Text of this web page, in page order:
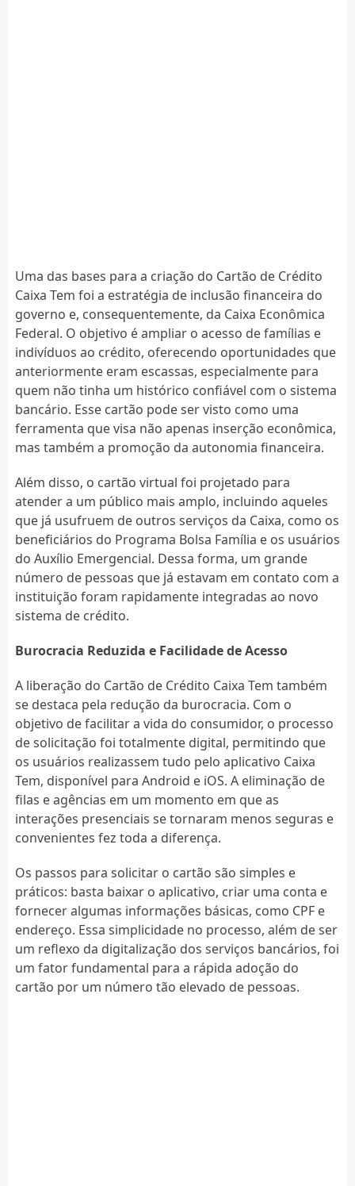
Uma das bases para a criação do Cartão de Crédito
Caixa Tem foi a estratégia de inclusão financeira do
governo e, consequentemente, da Caixa Econômica
Federal. O objetivo é ampliar o acesso de famílias e
indivíduos ao crédito, oferecendo oportunidades que
anteriormente eram escassas, especialmente para
quem não tinha um histórico confiável com o sistema
bancário. Esse cartão pode ser visto como uma
ferramenta que visa não apenas inserção econômica,
mas também a promoção da autonomia financeira.
Além disso, o cartão virtual foi projetado para
atender a um público mais amplo, incluindo aqueles
que já usufruem de outros serviços da Caixa, como os
beneficiários do Programa Bolsa Família e os usuários
do Auxílio Emergencial. Dessa forma, um grande
número de pessoas que já estavam em contato com a
instituição foram rapidamente integradas ao novo
sistema de crédito.
Burocracia Reduzida e Facilidade de Acesso
A liberação do Cartão de Crédito Caixa Tem também
se destaca pela redução da burocracia. Com o
objetivo de facilitar a vida do consumidor, o processo
de solicitação foi totalmente digital, permitindo que
os usuários realizassem tudo pelo aplicativo Caixa
Tem, disponível para Android e iOS. A eliminação de
filas e agências em um momento em que as
interações presenciais se tornaram menos seguras e
convenientes fez toda a diferença.
Os passos para solicitar o cartão são simples e
práticos: basta baixar o aplicativo, criar uma conta e
fornecer algumas informações básicas, como CPF e
endereço. Essa simplicidade no processo, além de ser
um reflexo da digitalização dos serviços bancários, foi
um fator fundamental para a rápida adoção do
cartão por um número tão elevado de pessoas.